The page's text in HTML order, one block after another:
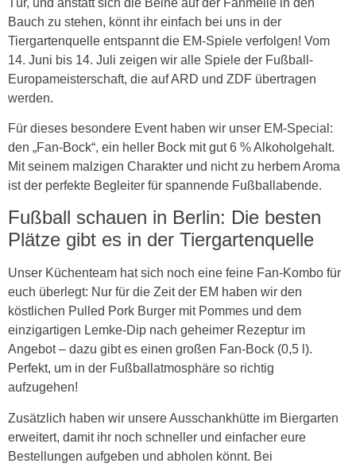
Bauch zu stehen, könnt ihr einfach bei uns in der
Tiergartenquelle entspannt die EM-Spiele verfolgen! Vom
14. Juni bis 14. Juli zeigen wir alle Spiele der Fußball-
Europameisterschaft, die auf ARD und ZDF übertragen
werden.
Für dieses besondere Event haben wir unser EM-Special:
den „Fan-Bock“, ein heller Bock mit gut 6 % Alkoholgehalt.
Mit seinem malzigen Charakter und nicht zu herbem Aroma
ist der perfekte Begleiter für spannende Fußballabende.
Fußball schauen in Berlin: Die besten
Plätze gibt es in der Tiergartenquelle
Unser Küchenteam hat sich noch eine feine Fan-Kombo für
euch überlegt: Nur für die Zeit der EM haben wir den
köstlichen Pulled Pork Burger mit Pommes und dem
einzigartigen Lemke-Dip nach geheimer Rezeptur im
Angebot – dazu gibt es einen großen Fan-Bock (0,5 l).
Perfekt, um in der Fußballatmosphäre so richtig
aufzugehen!
Zusätzlich haben wir unsere Ausschankhütte im Biergarten
erweitert, damit ihr noch schneller und einfacher eure
Bestellungen aufgeben und abholen könnt. Bei